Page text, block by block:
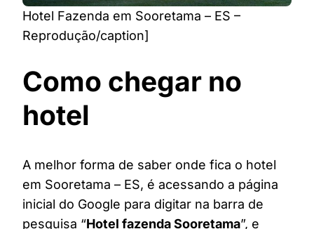
Hotel Fazenda em Sooretama – ES –
Reprodução/caption]
Como chegar no
hotel
A melhor forma de saber onde fica o hotel
em Sooretama – ES, é acessando a página
inicial do Google para digitar na barra de
pesquisa “Hotel fazenda Sooretama”, e